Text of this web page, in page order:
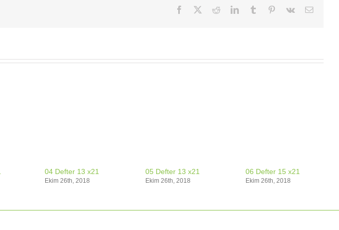
Facebook RedditLinkedInTumblr Pinterest
Vk
E-
04 Defter 13 x21
Ekim 26th, 2018
05 Defter 13 x21
Ekim 26th, 2018
06 Defter 15 x21
Ekim 26th, 2018